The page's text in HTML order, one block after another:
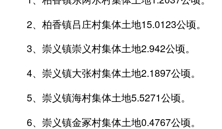
2、柏香镇吕庄村集体土地15.0123公顷。
3、崇义镇崇义村集体土地2.942公顷。
4、崇义镇大张村集体土地2.1897公顷。
5、崇义镇海村集体土地5.5271公顷。
6、崇义镇金冢村集体土地0.4767公顷。